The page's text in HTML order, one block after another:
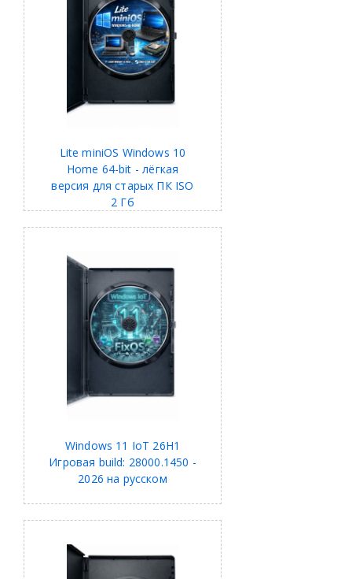
Lite miniOS Windows 10
Home 64-bit - лёгкая
версия для старых ПК ISO
2 Гб
Windows 11 IoT 26H1
Игровая build: 28000.1450 -
2026 на русском